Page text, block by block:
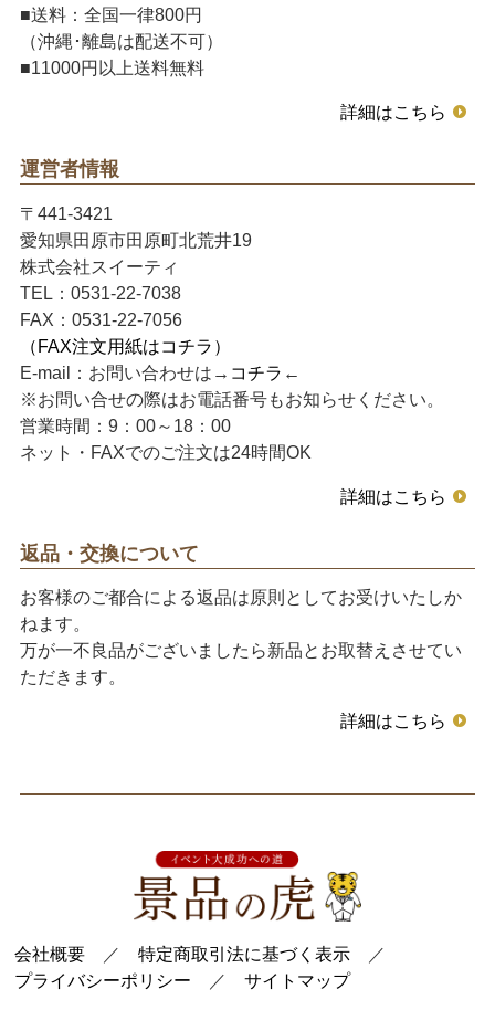
■送料：全国一律800円
（沖縄･離島は配送不可）
■11000円以上送料無料
詳細はこちら
運営者情報
〒441-3421
愛知県田原市田原町北荒井19
株式会社スイーティ
TEL：0531-22-7038
FAX：0531-22-7056
（FAX注文用紙はコチラ）
E-mail：お問い合わせは→ コチラ ←
※お問い合せの際はお電話番号もお知らせください。
営業時間：9：00～18：00
ネット・FAXでのご注文は24時間OK
詳細はこちら
返品・交換について
お客様のご都合による返品は原則としてお受けいたしか
ねます。
万が一不良品がございましたら新品とお取替えさせてい
ただきます。
詳細はこちら
会社概要 ／特定商取引法に基づく表示 ／
プライバシーポリシー ／サイトマップ